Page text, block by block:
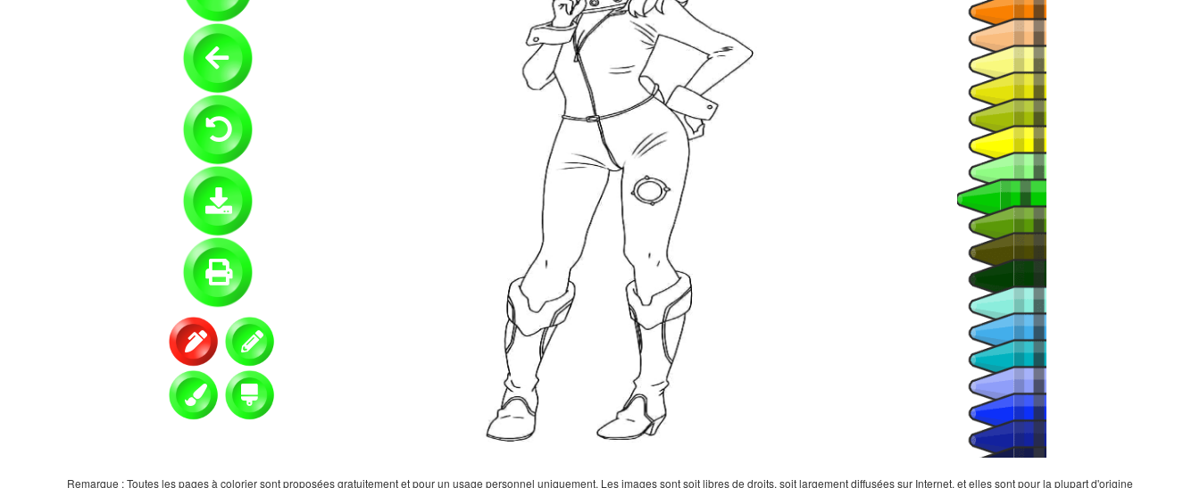
Remarque : Toutes les pages à colorier sont proposées gratuitement et pour un usage personnel uniquement. Les images sont soit libres de droits, soit largement diffusées sur Internet, et elles sont pour la plupart d'origine